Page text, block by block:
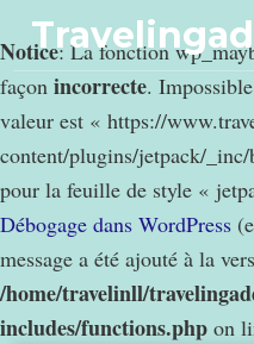
Notice: La fonction
façon incorrecte.
valeur est « https://
content/plugins/jetpack/
pour la feuille de style «
Débogage dans WordPress
message a été ajouté à la
/home/travelinll/
includes/functions.php on